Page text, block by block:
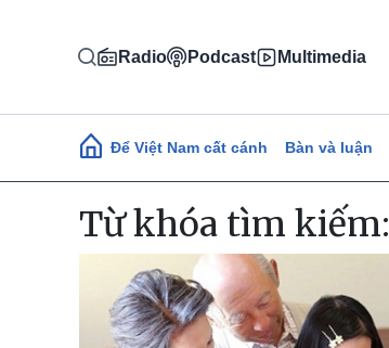
Radio Podcast Multimedia
Main navigation
Để Việt Nam cất cánh Bàn và luận
Từ khóa tìm kiếm: